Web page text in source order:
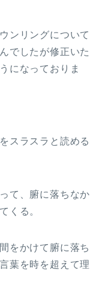
ンリングについて
でしたが修正いた
になっておりま
スラスラと読める
て、腑に落ちなか
くる。
をかけて腑に落ち
葉を時を超えて理